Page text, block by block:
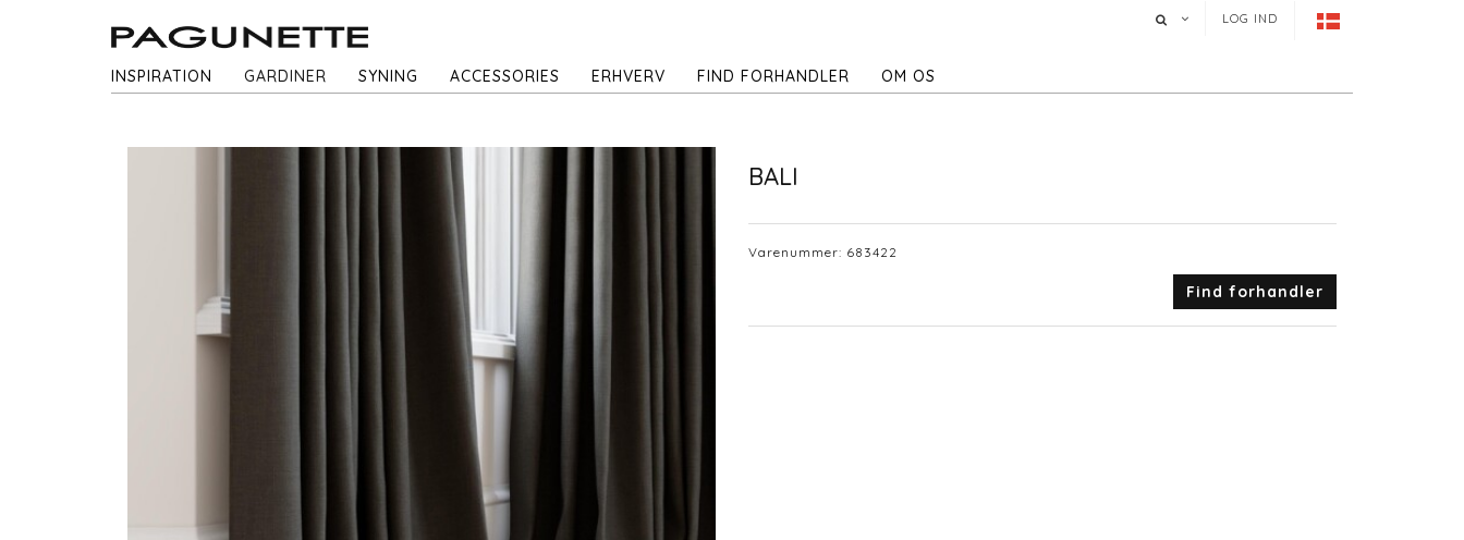
LOG IND
INSPIRATION GARDINER SYNING ACCESSORIES ERHVERV FIND FORHANDLER OM OS
BALI
Varenummer: 683422
Find forhandler